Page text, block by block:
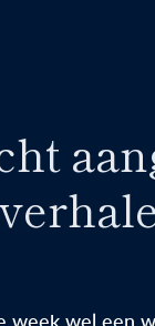
week wel een